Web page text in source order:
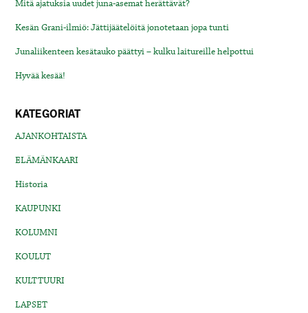
Mitä ajatuksia uudet juna-asemat herättävät?
Kesän Grani-ilmiö: Jättijäätelöitä jonotetaan jopa tunti
Junaliikenteen kesätauko päättyi – kulku laitureille helpottui
Hyvää kesää!
KATEGORIAT
AJANKOHTAISTA
ELÄMÄNKAARI
Historia
KAUPUNKI
KOLUMNI
KOULUT
KULTTUURI
LAPSET